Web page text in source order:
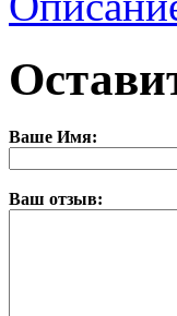
Ваше Имя:
Ваш отзыв: